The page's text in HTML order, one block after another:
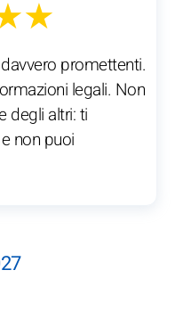
promettenti.
legali. Non
degli altri: ti
non puoi